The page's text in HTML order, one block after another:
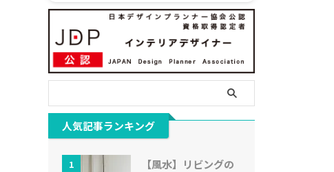
人気記事ランキング
1
【風水】リビングの